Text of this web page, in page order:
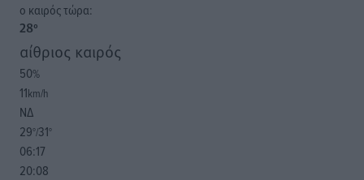
o καιρός τώρα:
28°
αίθριος καιρός
50%
11km/h
ΝΔ
29°/31°
06:17
20:08